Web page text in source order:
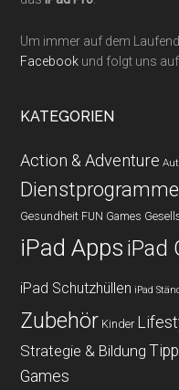
Um immer auf dem
Facebook und folgt uns
KATEGORIEN
Action & Adventure
Dienstprogramme
Gesundheit FUN Games
iPad Apps iPad
iPad Schutzhüllen iPad
Zubehör Kinder
Strategie & Bildung
Games